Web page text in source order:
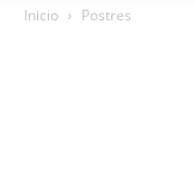
Inicio Postres